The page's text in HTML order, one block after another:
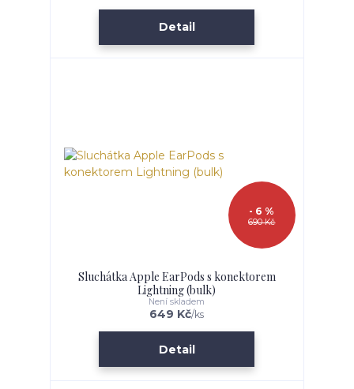
Detail
690 Kč
- 6 %
Sluchátka Apple EarPods s konektorem
Lightning (bulk)
649 Kč/ks
Není skladem
Detail